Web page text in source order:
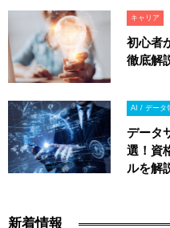
キャリア
初心者
徹底解
AI / データ
データ
選！資
ルを解
新着情報